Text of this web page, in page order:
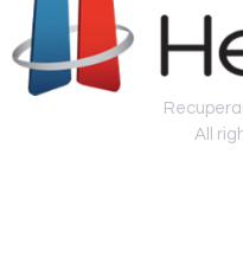
All